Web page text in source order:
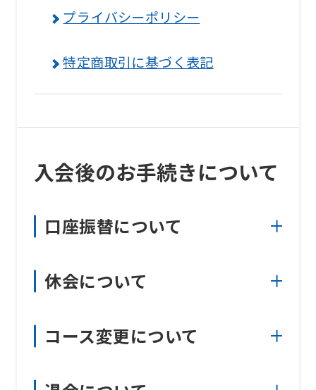
プライバシーポリシー
特定商取引に基づく表記
入会後のお手続きについて
口座振替について
休会について
コース変更について